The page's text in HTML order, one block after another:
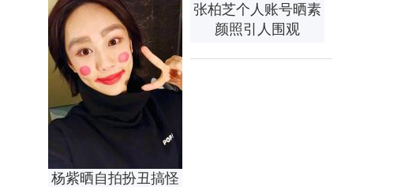
杨紫晒自拍扮丑搞怪
张柏芝个人账号晒素
颜照引人围观